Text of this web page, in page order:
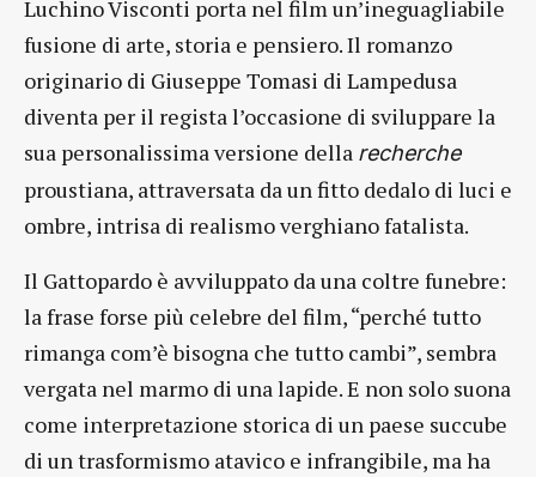
Luchino Visconti porta nel film un’ineguagliabile
fusione di arte, storia e pensiero. Il romanzo
originario di Giuseppe Tomasi di Lampedusa
diventa per il regista l’occasione di sviluppare la
sua personalissima versione della recherche
proustiana, attraversata da un fitto dedalo di luci e
ombre, intrisa di realismo verghiano fatalista.
Il Gattopardo è avviluppato da una coltre funebre:
la frase forse più celebre del film, “perché tutto
rimanga com’è bisogna che tutto cambi”, sembra
vergata nel marmo di una lapide. E non solo suona
come interpretazione storica di un paese succube
di un trasformismo atavico e infrangibile, ma ha